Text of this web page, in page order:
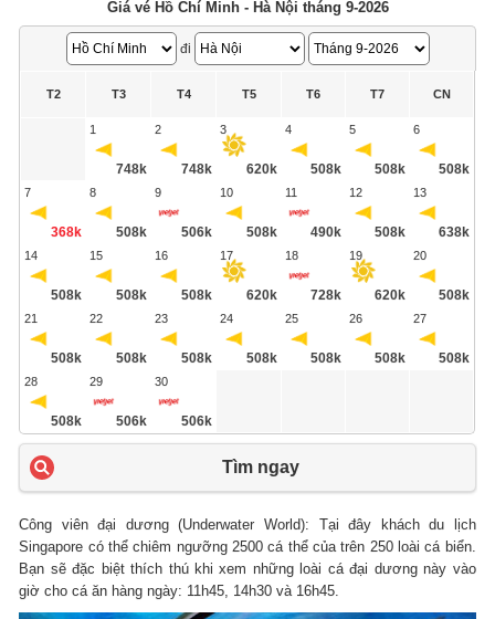
Giá vé Hồ Chí Minh - Hà Nội tháng 9-2026
đi
T2 T3 T4 T5 T6 T7 CN
1
748k
2
748k
3
620k
4
508k
5
508k
6
508k
7
368k
8
508k
9
506k
10
508k
11
490k
12
508k
13
638k
14
508k
15
508k
16
508k
17
620k
18
728k
19
620k
20
508k
21
508k
22
508k
23
508k
24
508k
25
508k
26
508k
27
508k
28
508k
29
506k
30
506k
Tìm ngay
Công viên đại dương (Underwater World): Tại đây khách du lịch
Singapore có thể chiêm ngưỡng 2500 cá thể của trên 250 loài cá biển.
Bạn sẽ đặc biệt thích thú khi xem những loài cá đại dương này vào
giờ cho cá ăn hàng ngày: 11h45, 14h30 và 16h45.